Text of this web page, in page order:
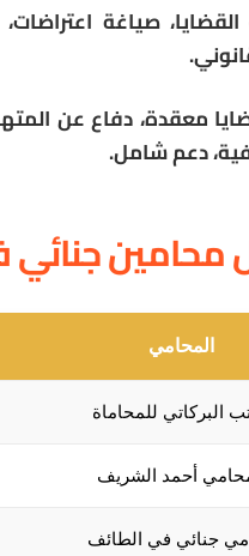
القضايا، صياغة
معقدة، دفاع عن
دعم شامل.
محامين
المحامي
البركاتي للمحاماة
أحمد الشريف
جنائي في الطائف